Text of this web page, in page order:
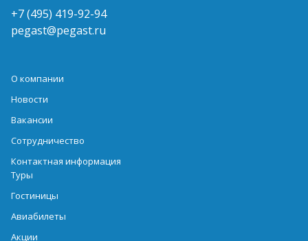
+7 (495) 419-92-94
pegast@pegast.ru
О компании
Новости
Вакансии
Сотрудничество
Контактная информация
Туры
Гостиницы
Авиабилеты
Акции